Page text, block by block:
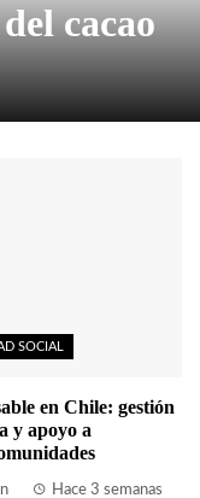
cacao
SOCIAL
en Chile: gestión
y apoyo a
Hace 3 semanas